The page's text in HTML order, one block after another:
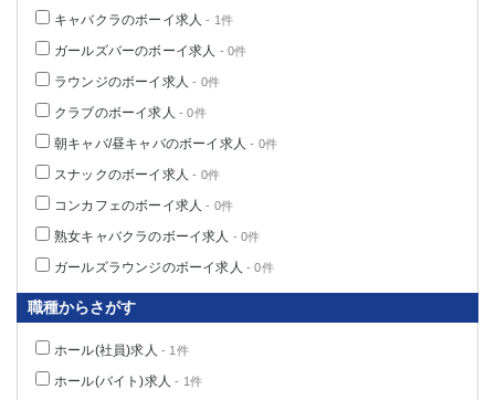
キャバクラのボーイ求人 - 1件
ガールズバーのボーイ求人 - 0件
ラウンジのボーイ求人 - 0件
クラブのボーイ求人 - 0件
朝キャバ/昼キャバのボーイ求人 - 0件
スナックのボーイ求人 - 0件
コンカフェのボーイ求人 - 0件
熟女キャバクラのボーイ求人 - 0件
ガールズラウンジのボーイ求人 - 0件
職種からさがす
ホール(社員)求人 - 1件
ホール(バイト)求人 - 1件
宇都宮
小山
東武宇都宮（宇都宮西口）
茨城県
土浦 ひたち野うしく
群馬県
高崎 館林
該当求人 0件 選択した内容で設定